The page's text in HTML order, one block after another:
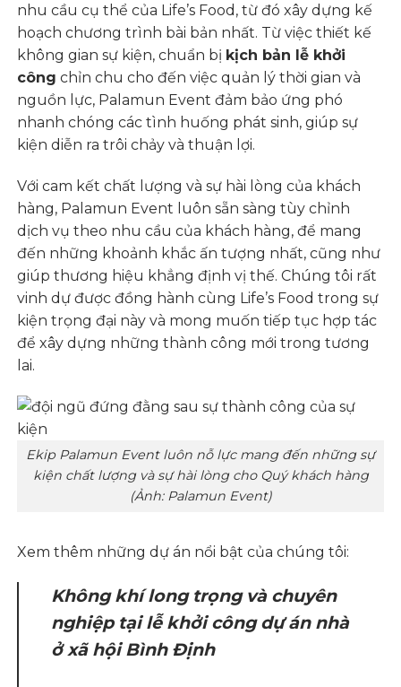
nhu cầu cụ thể của Life’s Food, từ đó xây dựng kế
hoạch chương trình bài bản nhất. Từ việc thiết kế
không gian sự kiện, chuẩn bị kịch bản lễ khởi
công chỉn chu cho đến việc quản lý thời gian và
nguồn lực, Palamun Event đảm bảo ứng phó
nhanh chóng các tình huống phát sinh, giúp sự
kiện diễn ra trôi chảy và thuận lợi.
Với cam kết chất lượng và sự hài lòng của khách
hàng, Palamun Event luôn sẵn sàng tùy chỉnh
dịch vụ theo nhu cầu của khách hàng, để mang
đến những khoảnh khắc ấn tượng nhất, cũng như
giúp thương hiệu khẳng định vị thế. Chúng tôi rất
vinh dự được đồng hành cùng Life’s Food trong sự
kiện trọng đại này và mong muốn tiếp tục hợp tác
để xây dựng những thành công mới trong tương
lai.
Ekip Palamun Event luôn nỗ lực mang đến những sự
kiện chất lượng và sự hài lòng cho Quý khách hàng
(Ảnh: Palamun Event)
Xem thêm những dự án nổi bật của chúng tôi:
Không khí long trọng và chuyên
nghiệp tại lễ khởi công dự án nhà
ở xã hội Bình Định